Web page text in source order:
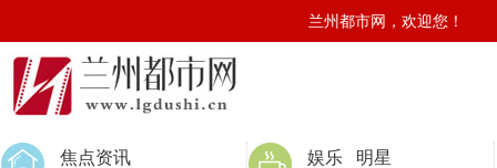
兰州都市网，欢迎您！
焦点资讯
娱乐
明星